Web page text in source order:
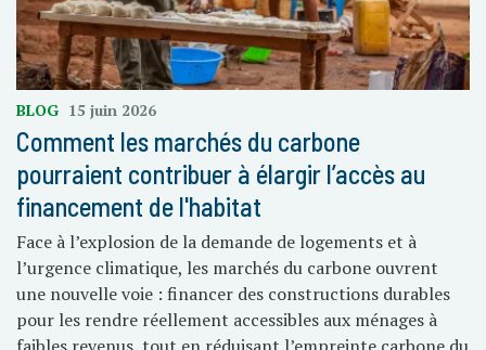
BLOG 15 juin 2026
Comment les marchés du carbone
pourraient contribuer à élargir l’accès au
financement de l'habitat
Face à l’explosion de la demande de logements et à
l’urgence climatique, les marchés du carbone ouvrent
une nouvelle voie : financer des constructions durables
pour les rendre réellement accessibles aux ménages à